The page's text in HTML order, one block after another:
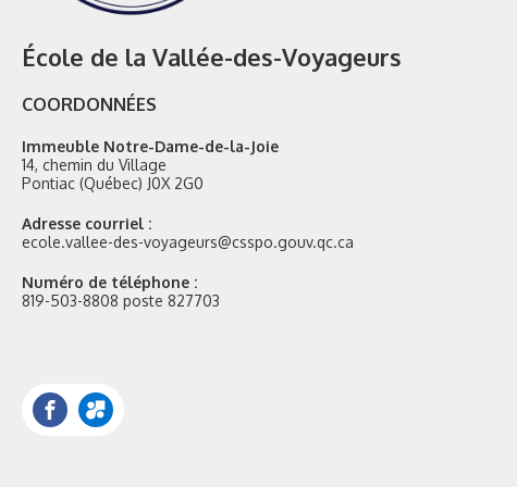
École de la Vallée-des-Voyageurs
COORDONNÉES
Immeuble Notre-Dame-de-la-Joie
14, chemin du Village
Pontiac (Québec) J0X 2G0
Adresse courriel :
ecole.vallee-des-voyageurs@csspo.gouv.qc.ca
Numéro de téléphone :
819-503-8808 poste 827703
Facebook
Portail
Mozaik